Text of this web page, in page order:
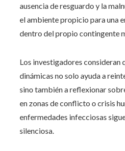
ausencia de resguardo y la
el ambiente propicio para una
dentro del propio contingente
Los investigadores consideran
dinámicas no solo ayuda a
sino también a reflexionar
en zonas de conflicto o crisis
enfermedades infecciosas
silenciosa.